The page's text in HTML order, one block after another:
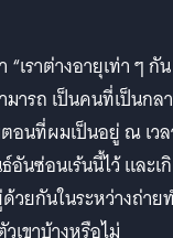
เราต่างอายุเท่า ๆ กัน
ารถ เป็นคนที่เป็นกล
อนที่ผมเป็นอยู่ ณ เว
อันซ่อนเร้นนี้ไว้ และเ
วยกันในระหว่างถ่าย